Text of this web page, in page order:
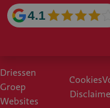
4.1
Driessen
Groep
Websites
Cookies